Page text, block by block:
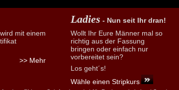
mit einem
>> Mehr
Ladies - Nun seit Ihr dran!
Wollt Ihr Eure Männer mal so
richtig aus der Fassung
bringen oder einfach nur
vorbereitet sein?
Los geht´s!
Wähle einen Stripkurs